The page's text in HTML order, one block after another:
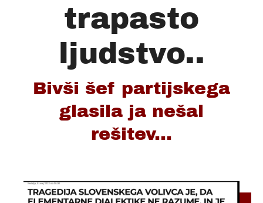
trapasto
ljudstvo..
Bivši šef partijskega
glasila ja nešal
rešitev...